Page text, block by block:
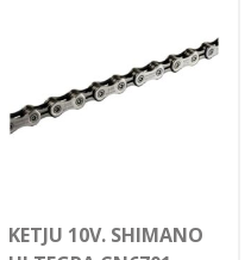
KETJU 10V. SHIMANO